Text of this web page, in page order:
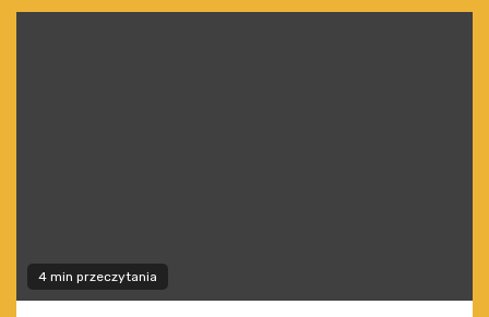
4 min przeczytania